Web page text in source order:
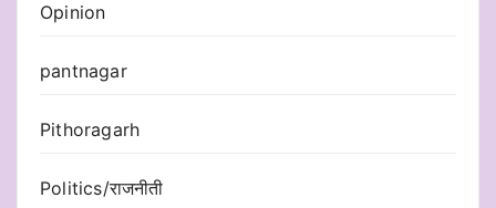
Opinion
pantnagar
Pithoragarh
Politics/राजनीती